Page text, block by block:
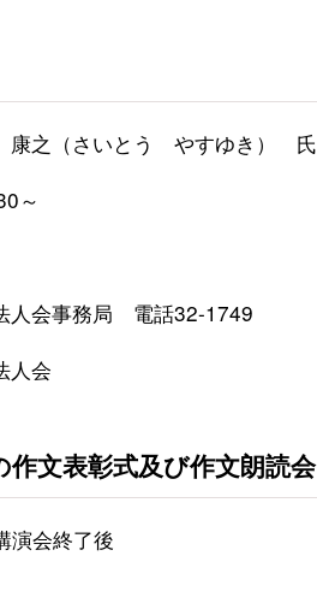
之（さいとう やすゆき） 氏
～
会事務局 電話32-1749
会
文表彰式及び作文朗読会
会終了後